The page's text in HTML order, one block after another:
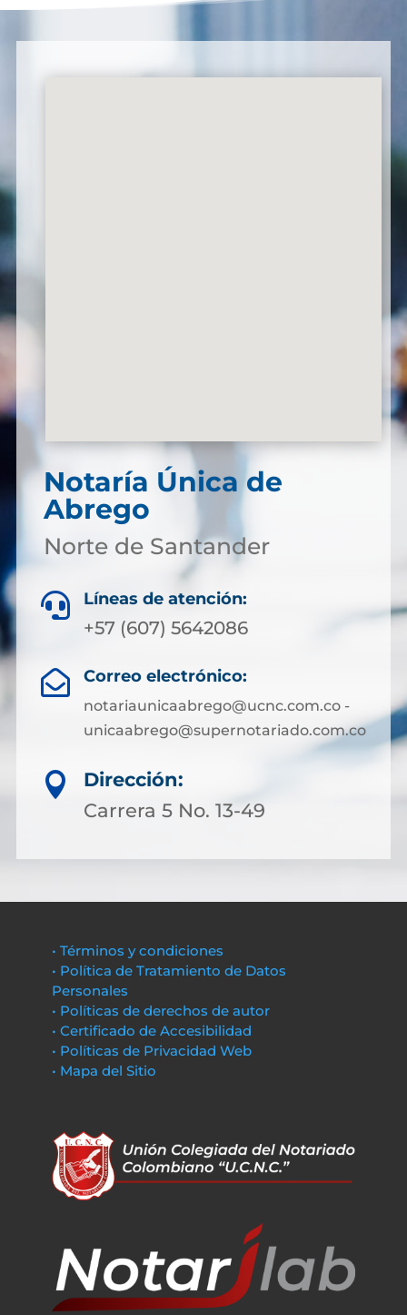
Notaría Única de
Abrego
Norte de Santander
 Líneas de atención:
+57 (607) 5642086
 Correo electrónico:
notariaunicaabrego@ucnc.com.co -
unicaabrego@supernotariado.com.co

Dirección:
Carrera 5 No. 13-49
• Términos y condiciones
• Política de Tratamiento de Datos
Personales
• Políticas de derechos de autor
• Certificado de Accesibilidad
• Políticas de Privacidad Web
• Mapa del Sitio